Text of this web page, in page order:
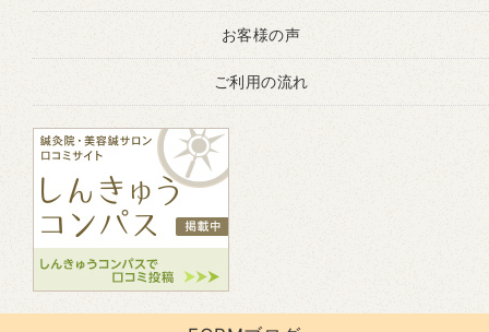
お客様の声
ご利用の流れ